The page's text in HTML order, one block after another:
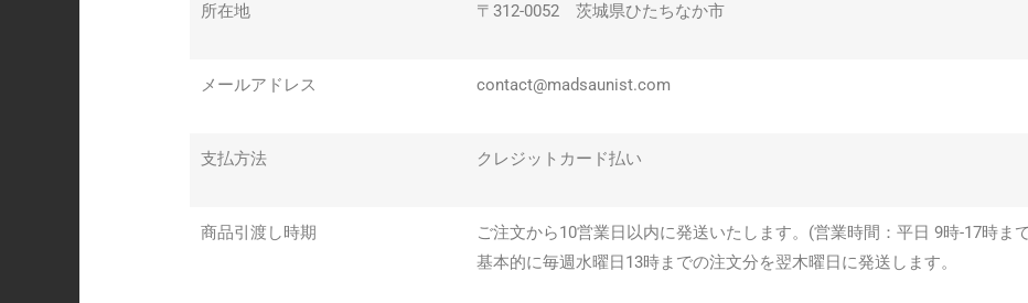
所在地 〒312-0052 茨城県ひたちなか市
メールアドレス contact@madsaunist.com
支払方法 クレジットカード払い
商品引渡し時期
ご注文から10営業日以内に発送いたします。(営業時間：平日 9時-17時まで
基本的に毎週水曜日13時までの注文分を翌木曜日に発送します。